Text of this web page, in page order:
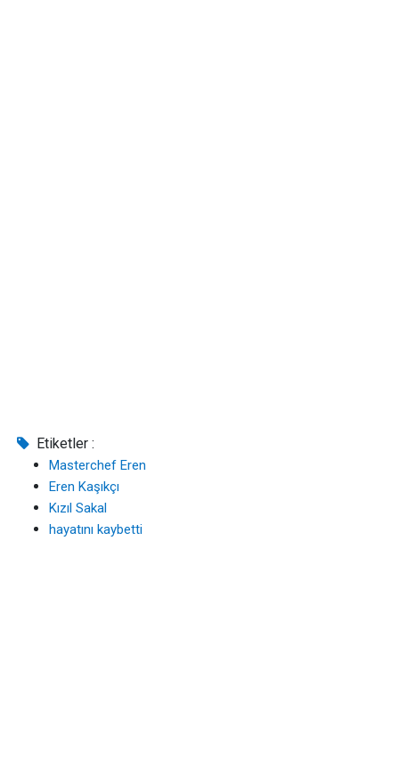
Etiketler :
Masterchef Eren
Eren Kaşıkçı
Kızıl Sakal
hayatını kaybetti